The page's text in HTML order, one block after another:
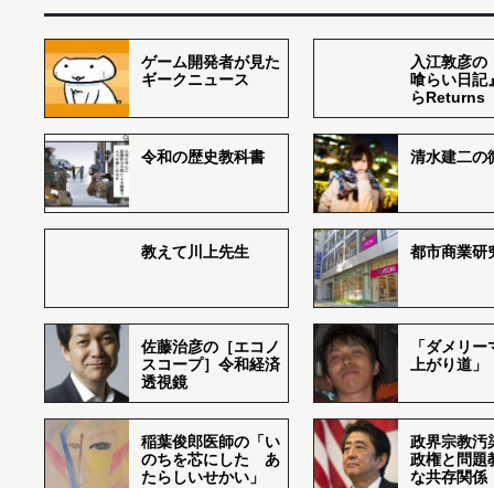
ゲーム開発者が見た
ギークニュース
入江敦彦の
喰らい日記
らReturns
令和の歴史教科書 清水建二の
教えて川上先生 都市商業研
佐藤治彦の［エコノ
スコープ］令和経済
透視鏡
「ダメリ
上がり道」
稲葉俊郎医師の「い
のちを芯にした あ
たらしいせかい」
政界宗教汚
政権と問題
な共存関係